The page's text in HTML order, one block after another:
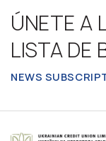
ÚNETE A
LISTA DE
NEWS